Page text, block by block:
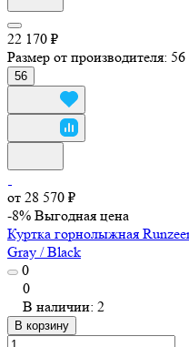
22 170 ₽
Размер от производителя: 56
56
от 28 570 ₽
-8% Выгодная цена
Куртка горнолыжная
Gray / Black
0
0
В наличии: 2
В корзину